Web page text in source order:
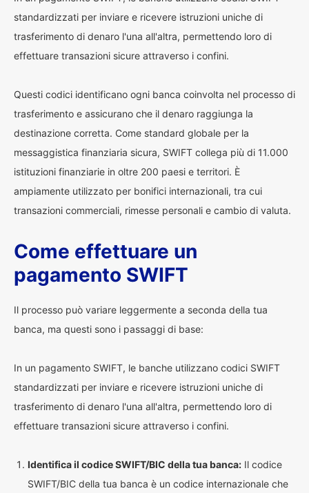
standardizzati per inviare e ricevere istruzioni uniche di
trasferimento di denaro l'una all'altra, permettendo loro di
effettuare transazioni sicure attraverso i confini.
Questi codici identificano ogni banca coinvolta nel processo di
trasferimento e assicurano che il denaro raggiunga la
destinazione corretta. Come standard globale per la
messaggistica finanziaria sicura, SWIFT collega più di 11.000
istituzioni finanziarie in oltre 200 paesi e territori. È
ampiamente utilizzato per bonifici internazionali, tra cui
transazioni commerciali, rimesse personali e cambio di valuta.
Come effettuare un
pagamento SWIFT
Il processo può variare leggermente a seconda della tua
banca, ma questi sono i passaggi di base:
In un pagamento SWIFT, le banche utilizzano codici SWIFT
standardizzati per inviare e ricevere istruzioni uniche di
trasferimento di denaro l'una all'altra, permettendo loro di
effettuare transazioni sicure attraverso i confini.
Identifica il codice SWIFT/BIC della tua banca: Il codice
SWIFT/BIC della tua banca è un codice internazionale che